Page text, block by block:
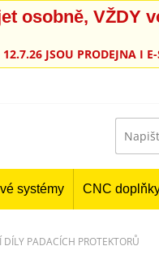
osobně, VŽDY
JSOU PRODEJNA I
systémy CNC
PADACÍCH PROTEKTORŮ